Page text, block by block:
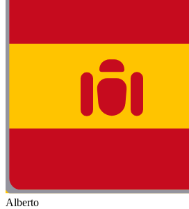
Alberto